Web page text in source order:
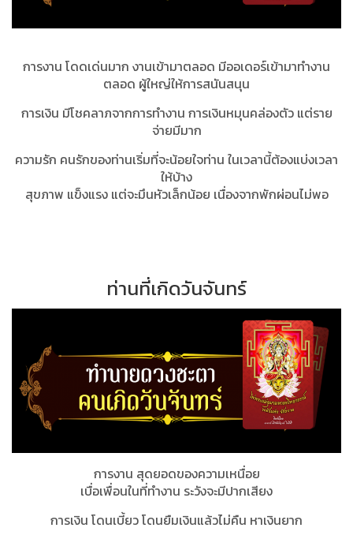
การงาน โดดเด่นมาก งานเข้ามาตลอด มีออเดอร์เข้ามาทำงาน
ตลอด ผู้ใหญ่ให้การสนันสนุน
การเงิน มีโชคลาภจากการทำงาน การเงินหมุนคล่องตัว แต่ราย
จ่ายมีมาก
ความรัก คนรักของท่านเริ่มที่จะน้อยใจท่าน ในเวลานี้ต้องแบ่งเวลา
ให้บ้าง
สุขภาพ แข็งแรง แต่จะมึนหัวเล็กน้อย เนื่องจากพักผ่อนไม่พอ
ท่านที่เกิดวันจันทร์
การงาน สุดยอดของความเหนื่อย
เบื่อเพื่อนในที่ทำงาน ระวังจะมีปากเสียง
การเงิน โดนเบี้ยว โดนยืมเงินแล้วไม่คืน หาเงินยาก